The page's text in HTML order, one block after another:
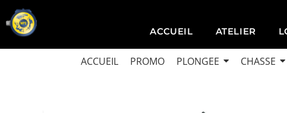
ACCUEIL ATELIER
ACCUEIL PROMO PLONGEE CHASSE